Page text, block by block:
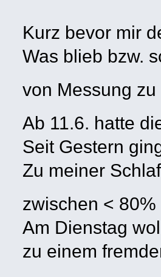
Kurz bevor mir
Was blieb bzw.
von Messung
Ab 11.6. hatte
Seit Gestern
Zu meiner
zwischen <
Am Dienstag
zu einem